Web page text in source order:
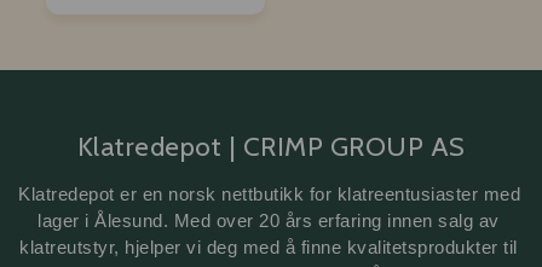
Klatredepot | CRIMP GROUP AS
Klatredepot er en norsk nettbutikk for klatreentusiaster med
lager i Ålesund. Med over 20 års erfaring innen salg av
klatreutstyr, hjelper vi deg med å finne kvalitetsprodukter til